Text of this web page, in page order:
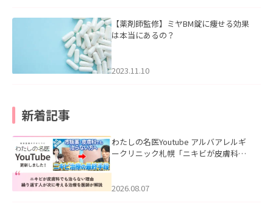
【薬剤師監修】ミヤBM錠に痩せる効果
は本当にあるの？
2023.11.10
新着記事
わたしの名医Youtube アルバアレルギ
ークリニック札幌「ニキビが皮膚科で
ました。
2026.08.07